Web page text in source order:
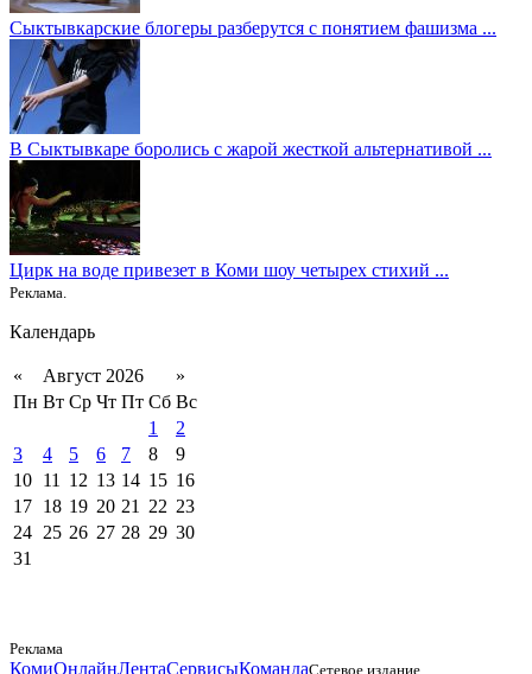
Сыктывкарские блогеры разберутся с понятием фашизма ...
В Сыктывкаре боролись с жарой жесткой альтернативой ...
Цирк на воде привезет в Коми шоу четырех стихий ...
Реклама.
Календарь
« Август 2026
»
Пн Вт Ср Чт Пт Сб Вс
1
2
3
4 5 6 7 8
9
10 11 12 13 14 15 16
17 18 19 20 21 22 23
24 25 26 27 28 29 30
31
Реклама
КомиОнлайнЛентаСервисыКомандаСетевое издание